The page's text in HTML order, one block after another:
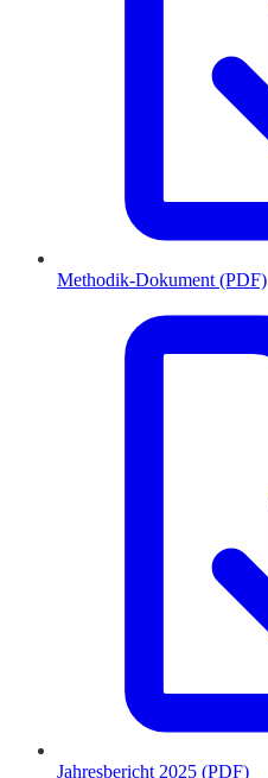
Methodik-Dokument (PDF)
Jahresbericht 2025 (PDF)